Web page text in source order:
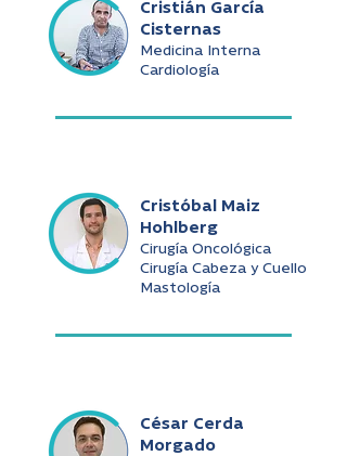
Cristián García
Cisternas
Medicina Interna
Cardiología
Cristóbal Maiz
Hohlberg
Cirugía Oncológica
Cirugía Cabeza y Cuello
Mastología
César Cerda
Morgado